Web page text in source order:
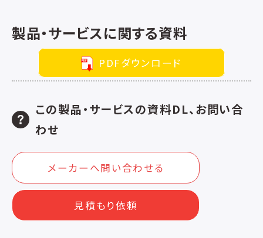
製品・サービスに関する資料
PDFダウンロード
この製品・サービスの資料DL、お問い合
わせ
メーカーへ問い合わせる
見積もり依頼